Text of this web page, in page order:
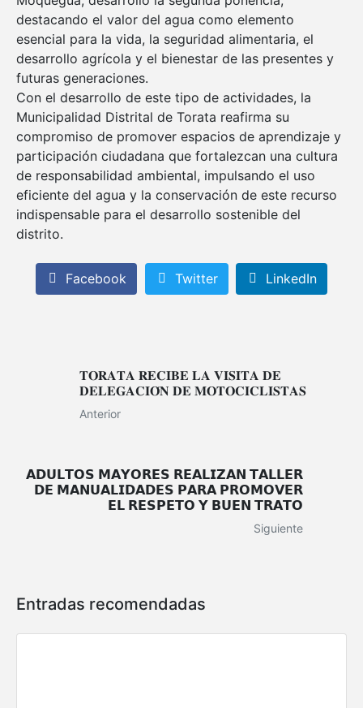
destacando el valor del agua como elemento
esencial para la vida, la seguridad alimentaria, el
desarrollo agrícola y el bienestar de las presentes y
futuras generaciones.
Con el desarrollo de este tipo de actividades, la
Municipalidad Distrital de Torata reafirma su
compromiso de promover espacios de aprendizaje y
participación ciudadana que fortalezcan una cultura
de responsabilidad ambiental, impulsando el uso
eficiente del agua y la conservación de este recurso
indispensable para el desarrollo sostenible del
distrito.
Facebook Twitter LinkedIn
𝐓𝐎𝐑𝐀𝐓𝐀 𝐑𝐄𝐂𝐈𝐁𝐄 𝐋𝐀 𝐕𝐈𝐒𝐈𝐓𝐀 𝐃𝐄
𝐃𝐄𝐋𝐄𝐆𝐀𝐂𝐈𝐎́𝐍 𝐃𝐄 𝐌𝐎𝐓𝐎𝐂𝐈𝐂𝐋𝐈𝐒𝐓𝐀𝐒
Anterior
𝗔𝗗𝗨𝗟𝗧𝗢𝗦 𝗠𝗔𝗬𝗢𝗥𝗘𝗦 𝗥𝗘𝗔𝗟𝗜𝗭𝗔𝗡 𝗧𝗔𝗟𝗟𝗘𝗥
𝗗𝗘 𝗠𝗔𝗡𝗨𝗔𝗟𝗜𝗗𝗔𝗗𝗘𝗦 𝗣𝗔𝗥𝗔 𝗣𝗥𝗢𝗠𝗢𝗩𝗘𝗥
𝗘𝗟 𝗥𝗘𝗦𝗣𝗘𝗧𝗢 𝗬 𝗕𝗨𝗘𝗡 𝗧𝗥𝗔𝗧𝗢
Siguiente
Entradas recomendadas